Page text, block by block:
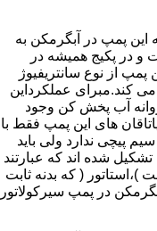
این پمپ در آبگرمکن به
در پکیج همیشه در
از نوع سانتریفیوژ
و با برق 220 ولت کار می کند.مبرای عملکرداین
آب پخش کن وجود
های این پمپ فقط با
پیچی ندارد ولی باید
شده اند که عبارتند
( که بدنه ثابت
در پمپ سیرکولاتور